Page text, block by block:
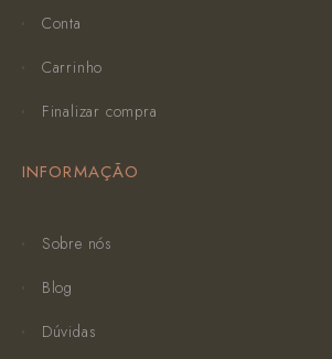
Conta
Carrinho
Finalizar compra
INFORMAÇÃO
Sobre nós
Blog
Dúvidas